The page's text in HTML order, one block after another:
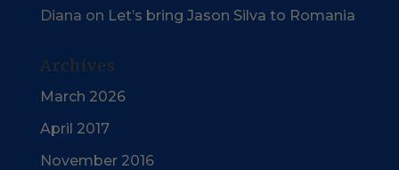
Diana on Let’s bring Jason Silva to Romania
Archives
March 2026
April 2017
November 2016